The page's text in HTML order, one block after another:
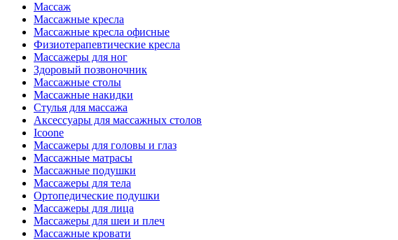
Массаж
Массажные кресла
Массажные кресла офисные
Физиотерапевтические кресла
Массажеры для ног
Здоровый позвоночник
Массажные столы
Массажные накидки
Стулья для массажа
Аксессуары для массажных столов
Icoone
Массажеры для головы и глаз
Массажные матрасы
Массажные подушки
Массажеры для тела
Ортопедические подушки
Массажеры для лица
Массажеры для шеи и плеч
Массажные кровати